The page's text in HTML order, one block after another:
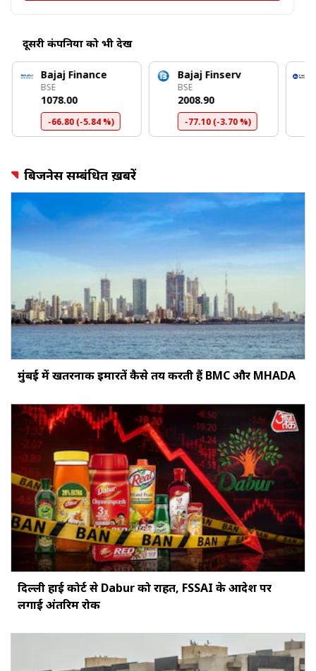
दूसरी कंपनियों को भी देखें
Bajaj Finance
BSE
₹1078.00
-66.80 (-5.84 %)
Bajaj Finserv
BSE
₹2008.90
-77.10 (-3.70 %)
बिजनेस सम्बंधित ख़बरें
मुंबई में खतरनाक इमारतें कैसे तय करती हैं BMC और MHADA
दिल्ली हाई कोर्ट से Dabur को राहत, FSSAI के आदेश पर
लगाई अंतरिम रोक